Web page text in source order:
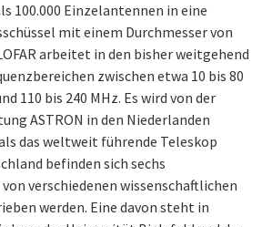
100.000 Einzelantennen in eine
mit einem Durchmesser von
arbeitet in den bisher weitgehend
zwischen etwa 10 bis 80
110 bis 240 MHz. Es wird von der
ASTRON in den Niederlanden
das weltweit führende Teleskop
befinden sich sechs
verschiedenen wissenschaftlichen
werden. Eine davon steht in